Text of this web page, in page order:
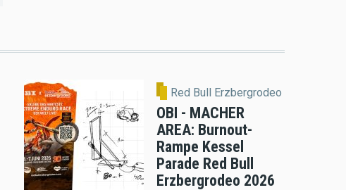
Red Bull Erzbergrodeo
OBI - MACHER
AREA: Burnout-
Rampe Kessel
Parade Red Bull
Erzbergrodeo 2026